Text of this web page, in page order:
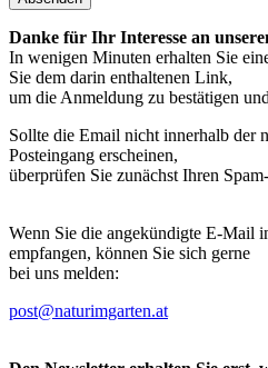
Danke für Ihr Interesse an
In wenigen Minuten erhalten Sie
Sie dem darin enthaltenen Link,
um die Anmeldung zu bestätigen
Sollte die Email nicht innerhalb der
Posteingang erscheinen,
überprüfen Sie zunächst Ihren
Wenn Sie die angekündigte E-Mail
empfangen, können Sie sich gerne
bei uns melden:
post@naturimgarten.at